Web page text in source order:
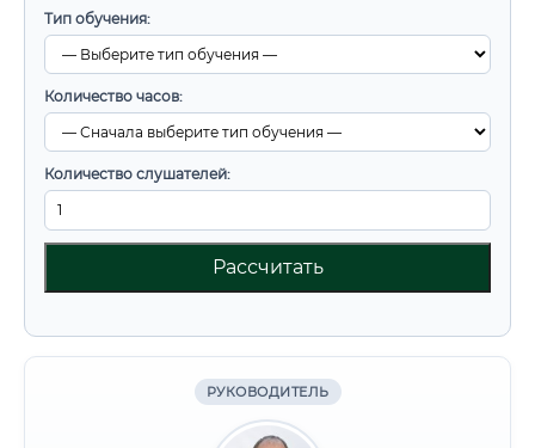
Тип обучения:
Количество часов:
Количество слушателей:
Рассчитать
РУКОВОДИТЕЛЬ